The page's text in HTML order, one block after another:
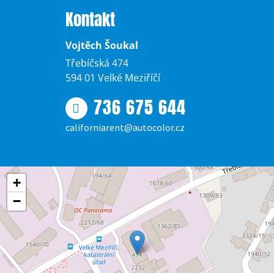
Kontakt
Vojtěch Šoukal
Třebíčská 474
594 01 Velké Meziříčí
736 675 644
californiarent@autocolor.cz
+
−